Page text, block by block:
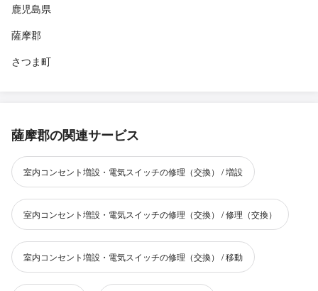
鹿児島県
薩摩郡
さつま町
薩摩郡の関連サービス
室内コンセント増設・電気スイッチの修理（交換） / 増設
室内コンセント増設・電気スイッチの修理（交換） / 修理（交換）
室内コンセント増設・電気スイッチの修理（交換） / 移動